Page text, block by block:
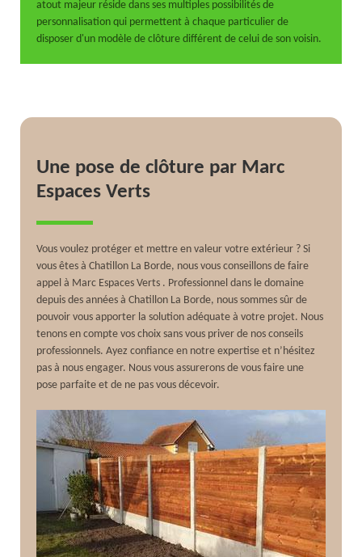
atout majeur réside dans ses multiples possibilités de
personnalisation qui permettent à chaque particulier de
disposer d'un modèle de clôture différent de celui de son voisin.
Une pose de clôture par Marc
Espaces Verts
Vous voulez protéger et mettre en valeur votre extérieur ? Si
vous êtes à Chatillon La Borde, nous vous conseillons de faire
appel à Marc Espaces Verts . Professionnel dans le domaine
depuis des années à Chatillon La Borde, nous sommes sûr de
pouvoir vous apporter la solution adéquate à votre projet. Nous
tenons en compte vos choix sans vous priver de nos conseils
professionnels. Ayez confiance en notre expertise et n’hésitez
pas à nous engager. Nous vous assurerons de vous faire une
pose parfaite et de ne pas vous décevoir.